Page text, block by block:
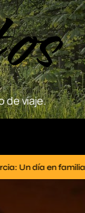
de viaje.
exóticosOn07/